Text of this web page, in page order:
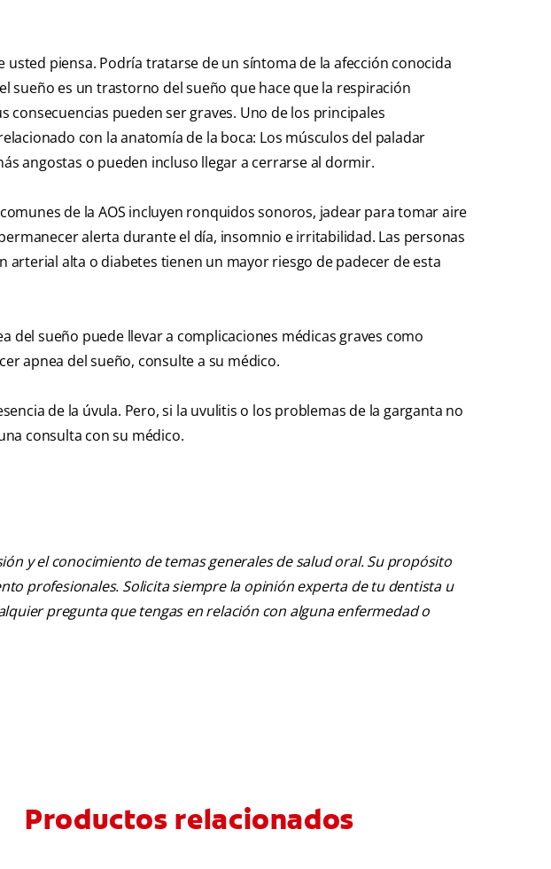
piensa. Podría tratarse de un síntoma de la afección conocida
sueño es un trastorno del sueño que hace que la respiración
pueden ser graves. Uno de los principales
con la anatomía de la boca: Los músculos del paladar
angostas o pueden incluso llegar a cerrarse al dormir.
de la AOS incluyen ronquidos sonoros, jadear para tomar aire
alerta durante el día, insomnio e irritabilidad. Las personas
arterial alta o diabetes tienen un mayor riesgo de padecer de esta
del sueño puede llevar a complicaciones médicas graves como
apnea del sueño, consulte a su médico.
de la úvula. Pero, si la uvulitis o los problemas de la garganta no
consulta con su médico.
y el conocimiento de temas generales de salud oral. Su propósito
profesionales. Solicita siempre la opinión experta de tu dentista u
pregunta que tengas en relación con alguna enfermedad o
Productos relacionados